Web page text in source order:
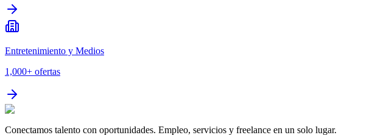
Entretenimiento y Medios
1,000+ ofertas
Conectamos talento con oportunidades. Empleo, servicios y freelance en un solo lugar.